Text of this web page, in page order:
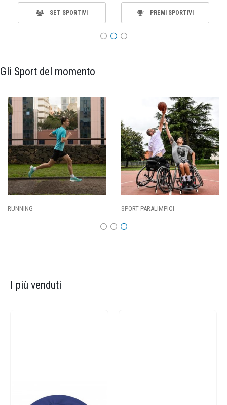
SET SPORTIVI PREMI SPORTIVI
Gli Sport del momento
RUNNING SPORT PARALIMPICI
I più venduti